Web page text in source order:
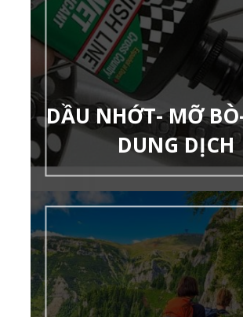
DẦU NHỚT- MỠ
DUNG DỊCH